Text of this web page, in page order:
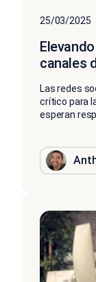
25/03/2025
canales
Las redes
crítico para
esperan